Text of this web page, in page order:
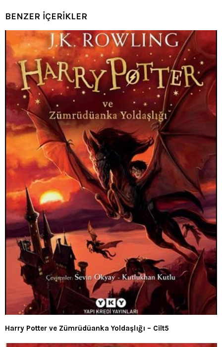
BENZER İÇERİKLER
Harry Potter ve Zümrüdüanka Yoldaşlığı – Cilt5